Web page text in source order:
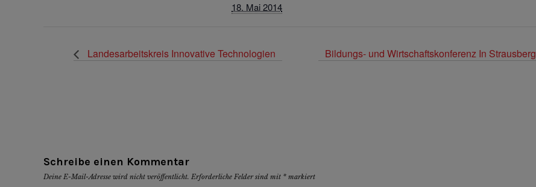
18. Mai 2014
Landesarbeitskreis Innovative Technologien Bildungs- und Wirtschaftskonferenz In Strausberg
Schreibe einen Kommentar
Deine E-Mail-Adresse wird nicht veröffentlicht. Erforderliche Felder sind mit * markiert